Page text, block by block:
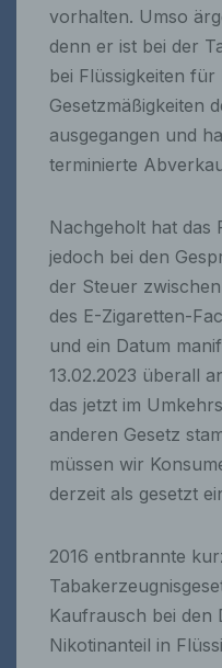
vorhalten. Umso
denn er ist bei der
bei Flüssigkeiten
Gesetzmäßigkeiten
ausgegangen und
terminierte
Nachgeholt hat das
jedoch bei den
der Steuer
des E-Zigaretten-
und ein Datum
13.02.2023 überall
das jetzt im
anderen Gesetz
müssen wir
derzeit als gesetzt
2016 entbrannte
Kaufrausch bei den
Nikotinanteil in